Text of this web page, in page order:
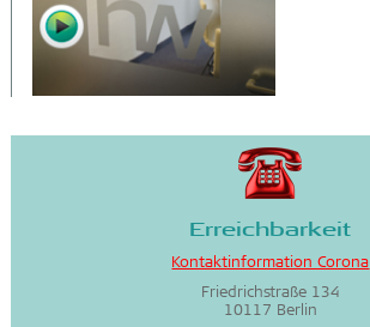
Erreichbarkeit
Kontaktinformation Corona
Friedrichstraße 134
10117 Berlin